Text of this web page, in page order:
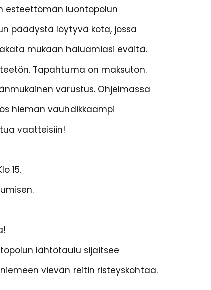
esteettömän luontopolun
päädystä löytyvä kota, jossa
mukaan haluamiasi eväitä.
Tapahtuma on maksuton.
varustus. Ohjelmassa
hieman vauhdikkaampi
vaatteisiin!
15.
lähtötaulu sijaitsee
vievän reitin risteyskohtaa.